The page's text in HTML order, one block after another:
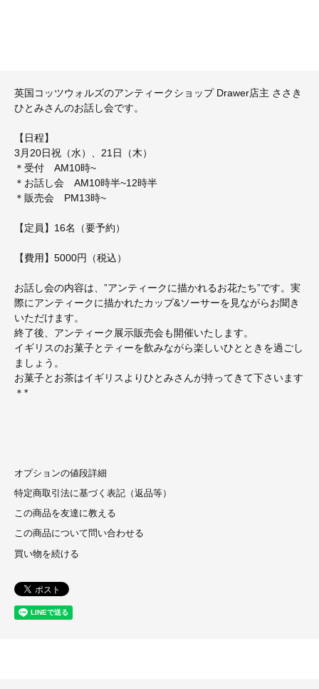
英国コッツウォルズのアンティークショップ Drawer店主 ささき
ひとみさんのお話し会です。
【日程】
3月20日祝（水）、21日（木）
＊受付 AM10時~
＊お話し会 AM10時半~12時半
＊販売会 PM13時~
【定員】16名（要予約）
【費用】5000円（税込）
お話し会の内容は、”アンティークに描かれるお花たち”です。実
際にアンティークに描かれたカップ&ソーサーを見ながらお聞き
いただけます。
終了後、アンティーク展示販売会も開催いたします。
イギリスのお菓子とティーを飲みながら楽しいひとときを過ごし
ましょう。
お菓子とお茶はイギリスよりひとみさんが持ってきて下さいます
＊*
オプションの値段詳細
特定商取引法に基づく表記（返品等）
この商品を友達に教える
この商品について問い合わせる
買い物を続ける